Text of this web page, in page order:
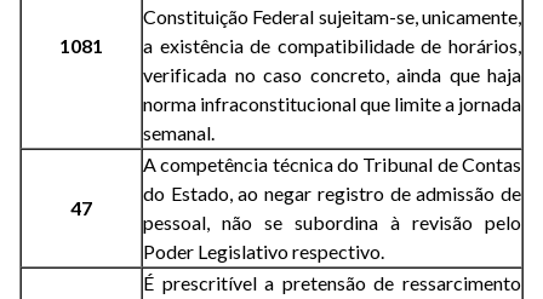
1081
Constituição Federal sujeitam-se, unicamente,
a existência de compatibilidade de horários,
verificada no caso concreto, ainda que haja
norma infraconstitucional que limite a jornada
semanal.
47
A competência técnica do Tribunal de Contas
do Estado, ao negar registro de admissão de
pessoal, não se subordina à revisão pelo
Poder Legislativo respectivo.
É prescritível a pretensão de ressarcimento